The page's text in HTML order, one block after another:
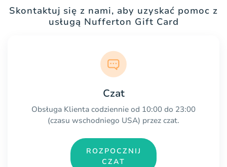
Skontaktuj się z nami, aby uzyskać pomoc z
usługą Nufferton Gift Card
Czat
Obsługa Klienta codziennie od 10:00 do 23:00
(czasu wschodniego USA) przez czat.
ROZPOCZNIJ
CZAT